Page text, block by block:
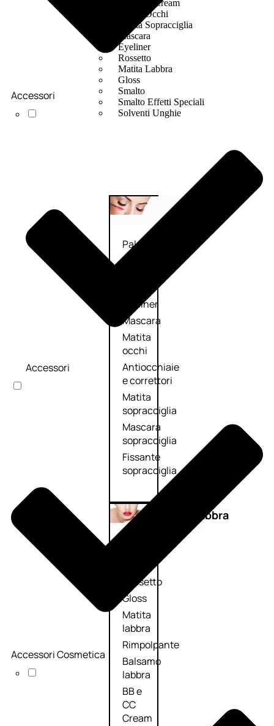
Bb E Cc Cream
Matita Occhi
Matita Sopracciglia
Mascara
Eyeliner
Rossetto
Matita Labbra
Gloss
Smalto
Smalto Effetti Speciali
Solventi Unghie
Palette
occhi
Eyeliner
Mascara
Matita
occhi
Antiocchiaie
e correttori
Matita
sopracciglia
Mascara
sopracciglia
Fissante
sopracciglia
Labbra
Rossetto
Gloss
Matita
labbra
Rimpolpante
Balsamo
labbra
BB e
CC
Cream
Accessori
Accessori
Accessori Cosmetica